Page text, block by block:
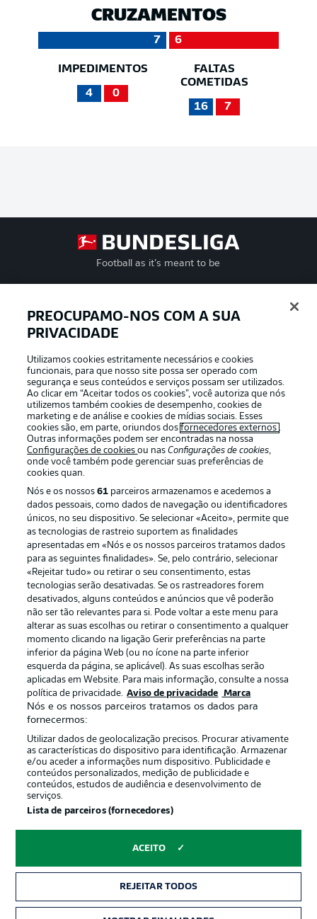
CRUZAMENTOS
7 6
IMPEDIMENTOS
4 0
FALTAS
COMETIDAS
16 7
Football as it’s meant to be
APLICATIVO DA BUNDESLIGA
Oferecido por
Publicidade Avisos legais
Gerir preferências Aviso de privacidade
Trabalhe conosco
Marca Contato
Jogadores
© 2026 Bundesliga-Gruppe GmbH
Escolha seu idioma
Modo de visualização
PREOCUPAMO-NOS COM A SUA
PRIVACIDADE
Utilizamos cookies estritamente necessários e cookies
funcionais, para que nosso site possa ser operado com
segurança e seus conteúdos e serviços possam ser utilizados.
Ao clicar em “Aceitar todos os cookies”, você autoriza que nós
utilizemos também cookies de desempenho, cookies de
marketing e de análise e cookies de mídias sociais. Esses
cookies são, em parte, oriundos dosfornecedores externos .
Outras informações podem ser encontradas na nossa
Configurações de cookiesou nasConfigurações de cookies,
onde você também pode gerenciar suas preferências de
cookies quan.
Nós e os nossos61 parceiros armazenamos e acedemos a
dados pessoais, como dados de navegação ou identificadores
únicos, no seu dispositivo. Se selecionar «Aceito», permite que
as tecnologias de rastreio suportem as finalidades
apresentadas em «Nós e os nossos parceiros tratamos dados
para as seguintes finalidades». Se, pelo contrário, selecionar
«Rejeitar tudo» ou retirar o seu consentimento, estas
tecnologias serão desativadas. Se os rastreadores forem
desativados, alguns conteúdos e anúncios que vê poderão
não ser tão relevantes para si. Pode voltar a este menu para
alterar as suas escolhas ou retirar o consentimento a qualquer
momento clicando na ligação Gerir preferências na parte
inferior da página Web (ou no ícone na parte inferior
esquerda da página, se aplicável). As suas escolhas serão
aplicadas em Website. Para mais informação, consulte a nossa
política de privacidade. Aviso de privacidade Marca
Nós e os nossos parceiros tratamos os dados para
fornecermos:
Utilizar dados de geolocalização precisos. Procurar ativamente
as características do dispositivo para identificação. Armazenar
e/ou aceder a informações num dispositivo. Publicidade e
conteúdos personalizados, medição de publicidade e
conteúdos, estudos de audiência e desenvolvimento de
serviços.
Lista de parceiros (fornecedores)
ACEITO
REJEITAR TODOS